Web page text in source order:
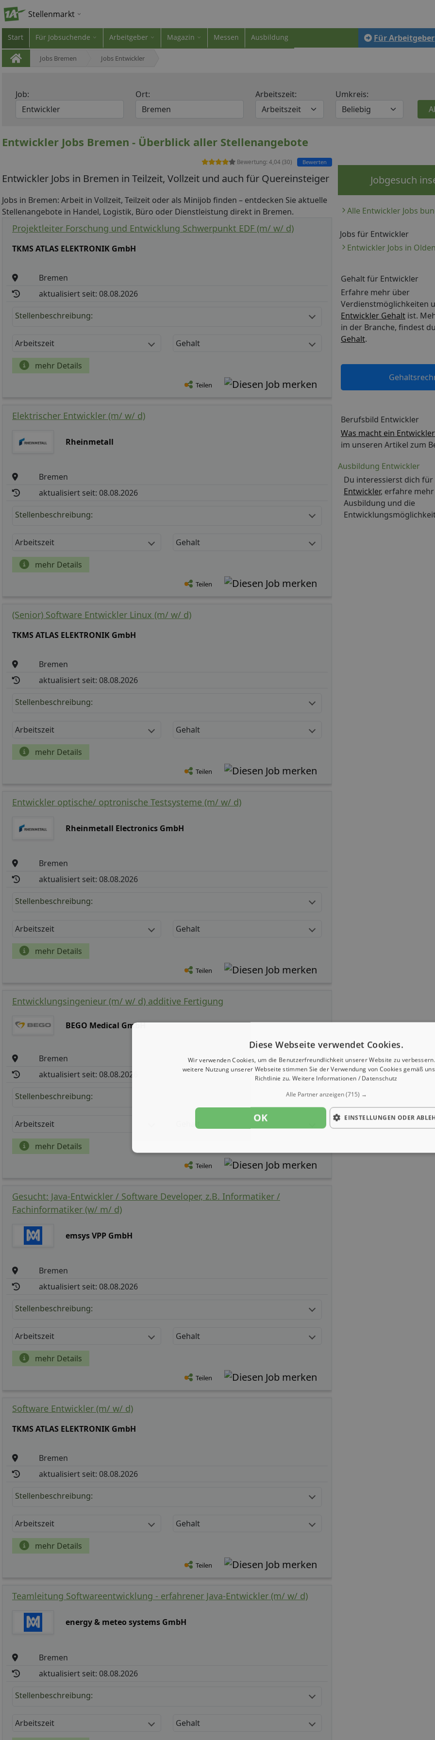
Stellenmarkt
Start Für Jobsuchende Arbeitgeber Magazin Messen Ausbildung Für Arbeitgeber
Jobs Bremen Jobs Entwickler
Job: Ort: Arbeitszeit: Umkreis:
Entwickler Jobs Bremen - Überblick aller Stellenangebote
Jobgesuch
Alle Entwickler Jobs
Jobs für Entwickler
Entwickler Jobs in
Gehalt für Entwickler
Erfahre mehr über
Verdienstmöglichkeiten
Entwickler Gehalt ist.
in der Branche, findest
Gehalt.
Berufsbild Entwickler
Was macht ein Entwickler
im unseren Artikel zum
Ausbildung Entwickler
Du interessierst dich
Entwickler, erfahre
Ausbildung und die
Bewertung: 4,04 (30) Bewerten
Entwickler Jobs in Bremen in Teilzeit, Vollzeit und auch für Quereinsteiger
Jobs in Bremen: Arbeit in Vollzeit, Teilzeit oder als Minijob finden – entdecken Sie aktuelle
Stellenangebote in Handel, Logistik, Büro oder Dienstleistung direkt in Bremen.
Projektleiter Forschung und Entwicklung Schwerpunkt EDF (m/ w/ d)
TKMS ATLAS ELEKTRONIK GmbH
Bremen
aktualisiert seit: 08.08.2026
Stellenbeschreibung:
Arbeitszeit Gehalt
mehr Details
Teilen
Elektrischer Entwickler (m/ w/ d)
Rheinmetall
Bremen
aktualisiert seit: 08.08.2026
Stellenbeschreibung:
Arbeitszeit Gehalt
mehr Details
Teilen
(Senior) Software Entwickler Linux (m/ w/ d)
TKMS ATLAS ELEKTRONIK GmbH
Bremen
aktualisiert seit: 08.08.2026
Stellenbeschreibung:
Arbeitszeit Gehalt
mehr Details
Teilen
Entwickler optische/ optronische Testsysteme (m/ w/ d)
Rheinmetall Electronics GmbH
Bremen
aktualisiert seit: 08.08.2026
Stellenbeschreibung:
Arbeitszeit Gehalt
mehr Details
Teilen
Entwicklungsingenieur (m/ w/ d) additive Fertigung
BEGO Medical GmbH
Bremen
aktualisiert seit: 08.08.2026
Stellenbeschreibung:
Arbeitszeit Gehalt
mehr Details
Teilen
Gesucht: Java-Entwickler / Software Developer, z.B. Informatiker /
Fachinformatiker (w/ m/ d)
emsys VPP GmbH
Bremen
aktualisiert seit: 08.08.2026
Stellenbeschreibung:
Arbeitszeit Gehalt
mehr Details
Teilen
Software Entwickler (m/ w/ d)
TKMS ATLAS ELEKTRONIK GmbH
Bremen
aktualisiert seit: 08.08.2026
Stellenbeschreibung:
Arbeitszeit Gehalt
mehr Details
Teilen
Teamleitung Softwareentwicklung - erfahrener Java-Entwickler (m/ w/ d)
energy & meteo systems GmbH
Bremen
aktualisiert seit: 08.08.2026
Stellenbeschreibung:
Arbeitszeit Gehalt
Diese Webseite verwendet Cookies.
Wir verwenden Cookies, um die Benutzerfreundlichkeit unserer Website zu
weitere Nutzung unserer Webseite stimmen Sie der Verwendung von Cookies gemäß
Richtlinie zu. Weitere Informationen / Datenschutz
Alle Partner anzeigen(715) →
OK EINSTELLUNGEN ODER